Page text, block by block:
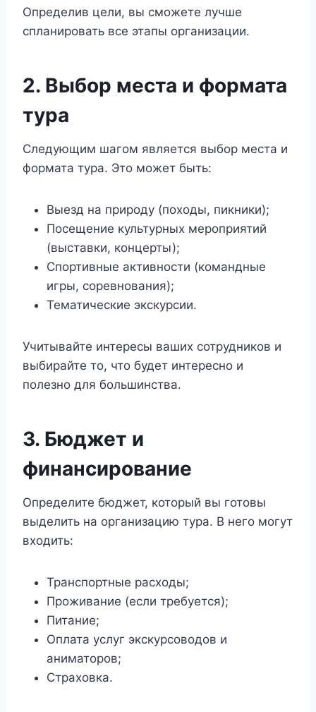
Определив цели, вы сможете лучше
спланировать все этапы организации.
2. Выбор места и формата
тура
Следующим шагом является выбор места и
формата тура. Это может быть:
Выезд на природу (походы, пикники);
Посещение культурных мероприятий
(выставки, концерты);
Спортивные активности (командные
игры, соревнования);
Тематические экскурсии.
Учитывайте интересы ваших сотрудников и
выбирайте то, что будет интересно и
полезно для большинства.
3. Бюджет и
финансирование
Определите бюджет, который вы готовы
выделить на организацию тура. В него могут
входить:
Транспортные расходы;
Проживание (если требуется);
Питание;
Оплата услуг экскурсоводов и
аниматоров;
Страховка.